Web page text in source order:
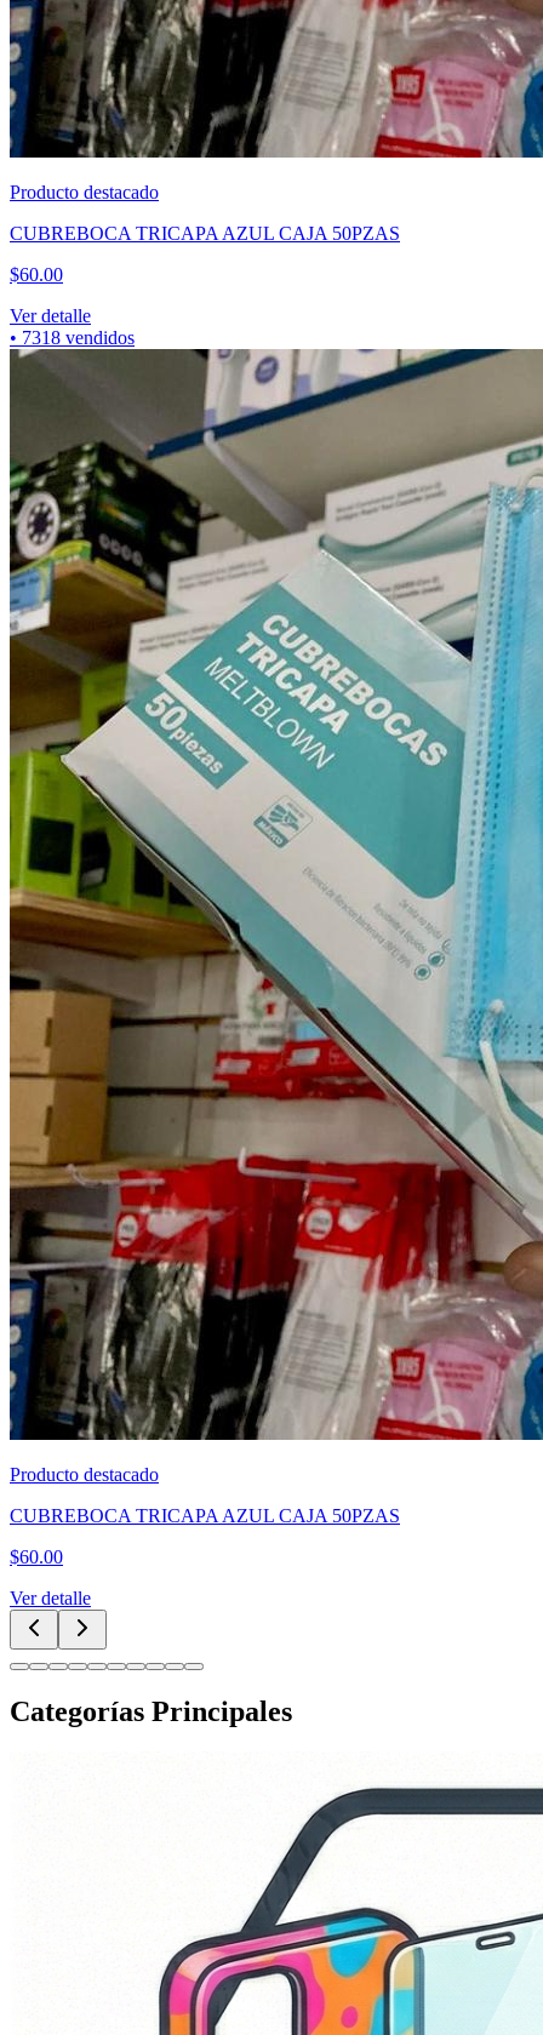
Producto destacado
CUBREBOCA TRICAPA AZUL CAJA 50PZAS
$60.00
Ver detalle
• 7318 vendidos
Producto destacado
CUBREBOCA TRICAPA AZUL CAJA 50PZAS
$60.00
Ver detalle
Categorías Principales